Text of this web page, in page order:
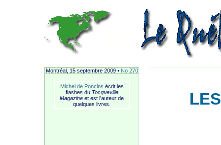
Montréal, 15 septembre 2009 • No 270
Michel de Poncins écrit les
flashes du Tocqueville
Magazine et est l'auteur de
quelques livres.